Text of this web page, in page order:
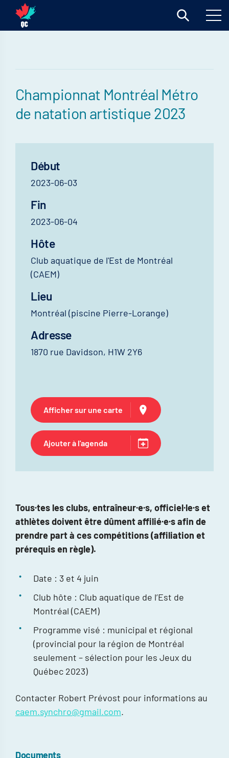
Championnat Montréal Métro
de natation artistique 2023
Tous·tes les clubs, entraîneur·e·s, officiel·le·s et
athlètes doivent être dûment affilié·e·s afin de
prendre part à ces compétitions (affiliation et
prérequis en règle).
Date : 3 et 4 juin
Club hôte : Club aquatique de l’Est de
Montréal (CAEM)
Programme visé : municipal et régional
(provincial pour la région de Montréal
seulement – sélection pour les Jeux du
Québec 2023)
Contacter Robert Prévost pour informations au
caem.synchro@gmail.com.
Documents
Début
2023-06-03
Fin
2023-06-04
Hôte
Club aquatique de l'Est de Montréal
(CAEM)
Lieu
Montréal (piscine Pierre-Lorange)
Adresse
1870 rue Davidson, H1W 2Y6
Afficher sur une carte
Ajouter à l'agenda